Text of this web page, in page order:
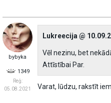
bybyka
1349
Reģ:
05.08.2021
Lukreecija @
Vēl nezinu, bet
Attīstībai Par.
Varat, lūdzu, rakstīt